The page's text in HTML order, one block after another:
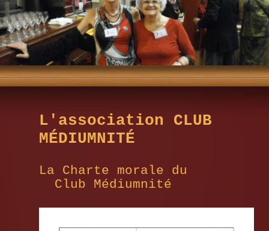
L'association CLUB
MÉDIUMNITÉ
La Charte morale du
Club Médiumnité